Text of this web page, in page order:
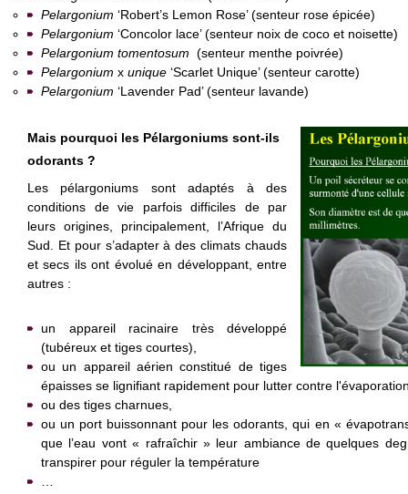
Pelargonium ‘Robert’s Lemon Rose’ (senteur rose épicée)
Pelargonium ‘Concolor lace’ (senteur noix de coco et noisette)
Pelargonium tomentosum (senteur menthe poivrée)
Pelargonium x unique ‘Scarlet Unique’ (senteur carotte)
Pelargonium ‘Lavender Pad’ (senteur lavande)
Mais pourquoi les Pélargoniums sont-ils
odorants ?
Les pélargoniums sont adaptés à des
conditions de vie parfois difficiles de par
leurs origines, principalement, l’Afrique du
Sud. Et pour s’adapter à des climats chauds
et secs ils ont évolué en développant, entre
autres :
un appareil racinaire très développé
(tubéreux et tiges courtes),
ou un appareil aérien constitué de tiges
épaisses se lignifiant rapidement pour lutter contre
ou des tiges charnues,
ou un port buissonnant pour les odorants, qui en «
que l’eau vont « rafraîchir » leur ambiance de quelques
transpirer pour réguler la température